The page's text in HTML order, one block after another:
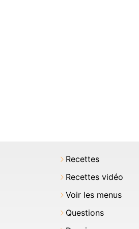
Recettes
Recettes vidéo
Voir les menus
Questions